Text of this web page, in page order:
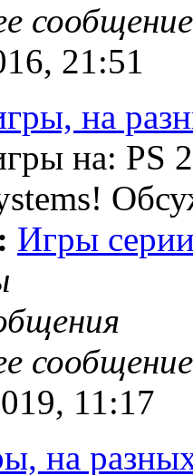
сообщение
21:51
на
на: PS
Игры
сообщение
11:17
на